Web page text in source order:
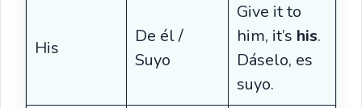
His
De él /
Suyo
Give it to
him, it’s his.
Dáselo, es
suyo.